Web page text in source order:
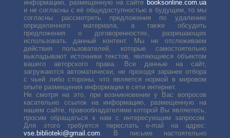
информацию, размещенную на сайте booksonline.com.ua
и не согласны с её общедоступностью в будущем, то мы
согласны рассмотреть предложения по удалению
определенного материала, а также обсудить
предложения о договоренностях, разрешающих
использовать данный контент. Мы не отслеживаем
действия пользователей, которые самостоятельно
выкладывают источники текстов, являющиеся объектом
вашего авторского права. Все данные на сайт,
загружаются автоматически, не проходя заранее отбора
с чьей либо стороны, что является нормой в мировом
опыте размещения информации в сети интернет.
Не смотря на это, при возникновении у Вас вопросов
касательно ссылок на информацию, размещенную на
нашем сайте, правообладателями которой Вы являетесь,
просим обращаться к нам с интересующим запросом.
Для этого требуется переслать е-mail на адрес:
vse.biblioteki@gmail.com. В письме настоятельно